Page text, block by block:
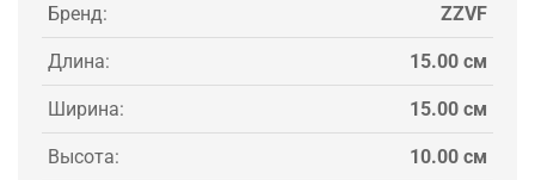
Бренд: ZZVF
Длина: 15.00 см
Ширина: 15.00 см
Высота: 10.00 см